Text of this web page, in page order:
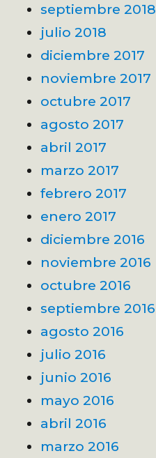
septiembre 2018
julio 2018
diciembre 2017
noviembre 2017
octubre 2017
agosto 2017
abril 2017
marzo 2017
febrero 2017
enero 2017
diciembre 2016
noviembre 2016
octubre 2016
septiembre 2016
agosto 2016
julio 2016
junio 2016
mayo 2016
abril 2016
marzo 2016